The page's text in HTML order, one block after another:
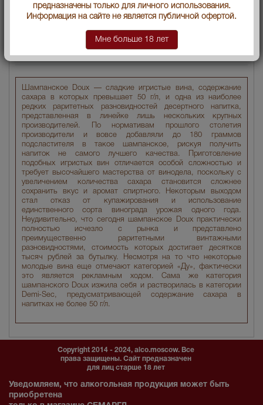
Шампанское Doux — сладкие игристые вина, содержание
сахара в которых превышает 50 г/л, и одна из наиболее
редких раритетных разновидностей десертного напитка,
представленная в линейке лишь нескольких крупных
производителей. По нормативам прошлого столетия
производители и вовсе добавляли до 180 граммов
подсластителя в такое шампанское, рискуя получить
напиток не самого лучшего качества. Приготовление
подобных игристых вин отличается особой сложностью и
требует высочайшего мастерства от винодела, поскольку с
увеличением количества сахара становится сложнее
сохранить вкус и аромат спиртного. Некоторым выходом
стал отказ от купажирования и использование
единственного сорта винограда урожая одного года.
Неудивительно, что сегодня шампанское Doux практически
полностью исчезло с рынка и представлено
преимущественно раритетными винтажными
разновидностями, стоимость которых достигает десятков
тысяч рублей за бутылку. Несмотря на то что некоторые
молодые вина еще отмечают категорией «Ду», фактически
это является рекламным ходом. Сама же категория
шампанского Doux изжила себя и растворилась в категории
Demi-Sec, предусматривающей содержание сахара в
напитках не более 50 г/л.
Условия продаж: Только самовывоз
Copyright 2014 - 2024, alco.moscow. Все
права защищены. Сайт предназначен
для лиц старше 18 лет
Уведомляем, что алкогольная продукция может быть
приобретена
предназначены только для личного использования.
Информация на сайте не является публичной офертой.
Мне больше 18 лет